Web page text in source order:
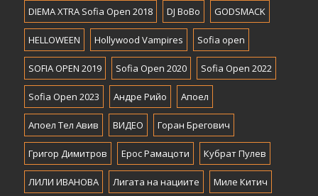
DIEMA XTRA Sofia Open 2018 DJ BoBo GODSMACK
HELLOWEEN Hollywood Vampires Sofia open
SOFIA OPEN 2019 Sofia Open 2020 Sofia Open 2022
Sofia Open 2023 Андре Рийо Апоел
Апоел Тел Авив ВИДЕО Горан Брегович
Григор Димитров Ерос Рамацоти Кубрат Пулев
ЛИЛИ ИВАНОВА Лигата на нациите Миле Китич